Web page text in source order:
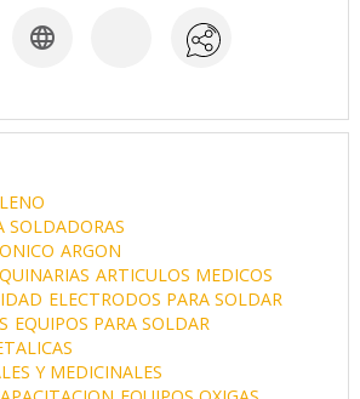

SOLDADORAS
ARGON
ARTICULOS MEDICOS
ELECTRODOS PARA SOLDAR
EQUIPOS PARA SOLDAR
Y MEDICINALES